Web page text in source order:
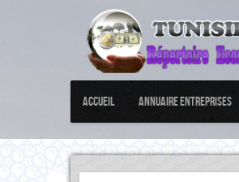
Accueil Annuaire Entreprises